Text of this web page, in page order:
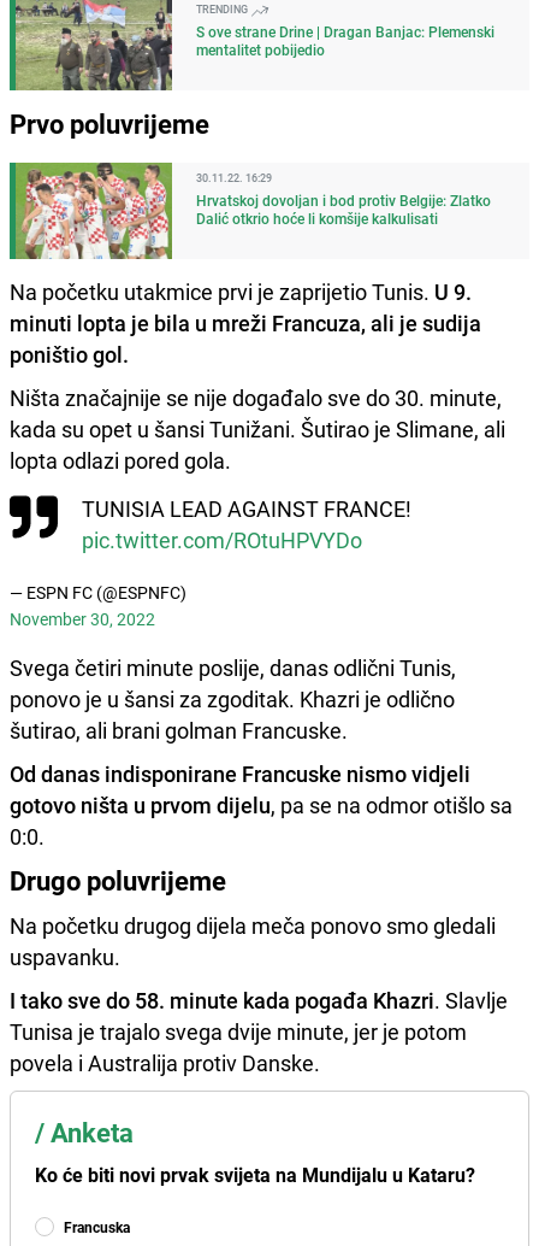
TRENDING
S ove strane Drine | Dragan Banjac: Plemenski
mentalitet pobijedio
Prvo poluvrijeme
30.11.22. 16:29
Hrvatskoj dovoljan i bod protiv Belgije: Zlatko
Dalić otkrio hoće li komšije kalkulisati
Na početku utakmice prvi je zaprijetio Tunis. U 9.
minuti lopta je bila u mreži Francuza, ali je sudija
poništio gol.
Ništa značajnije se nije događalo sve do 30. minute,
kada su opet u šansi Tunižani. Šutirao je Slimane, ali
lopta odlazi pored gola.
TUNISIA LEAD AGAINST FRANCE!
pic.twitter.com/ROtuHPVYDo
— ESPN FC (@ESPNFC)
November 30, 2022
Svega četiri minute poslije, danas odlični Tunis,
ponovo je u šansi za zgoditak. Khazri je odlično
šutirao, ali brani golman Francuske.
Od danas indisponirane Francuske nismo vidjeli
gotovo ništa u prvom dijelu, pa se na odmor otišlo sa
0:0.
Drugo poluvrijeme
Na početku drugog dijela meča ponovo smo gledali
uspavanku.
I tako sve do 58. minute kada pogađa Khazri. Slavlje
Tunisa je trajalo svega dvije minute, jer je potom
povela i Australija protiv Danske.
/Anketa
Ko će biti novi prvak svijeta na Mundijalu u Kataru?
Francuska